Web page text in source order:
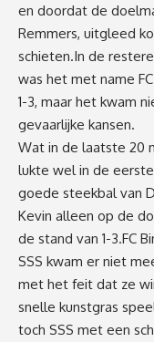
en doordat de
Remmers, uitgleed
schieten.In de
was het met name
1-3, maar het kwam
gevaarlijke kansen.
Wat in de laatste 20
lukte wel in de
goede steekbal van
Kevin alleen op de
de stand van 1-3.FC
SSS kwam er niet
met het feit dat ze
snelle kunstgras
toch SSS met een